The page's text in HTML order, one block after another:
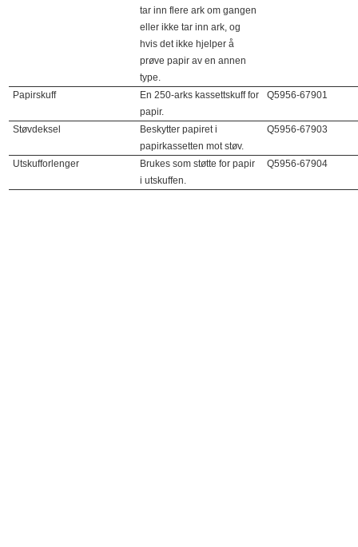
tar inn flere ark om gangen
eller ikke tar inn ark, og
hvis det ikke hjelper å
prøve papir av en annen
type.
Papirskuff
En 250-arks kassettskuff for
papir.
Q5956-67901
Støvdeksel
Beskytter papiret i
papirkassetten mot støv.
Q5956-67903
Utskufforlenger
Brukes som støtte for papir
i utskuffen.
Q5956-67904